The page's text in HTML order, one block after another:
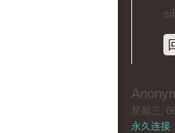
星期三,
永久连接